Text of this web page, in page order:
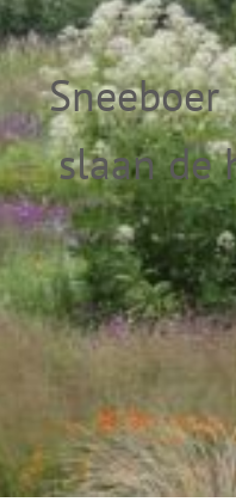
slaan de